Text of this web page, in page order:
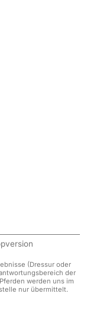
(Dressur oder
der
werden uns im
nur übermittelt.